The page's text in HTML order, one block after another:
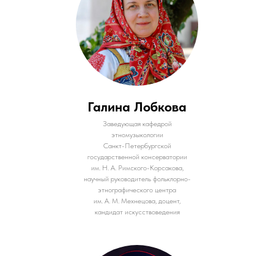
Галина Лобкова
Заведующая кафедрой
этномузыкологии
Санкт-Петербургской
государственной консерватории
им. Н. А. Римского-Корсакова,
научный руководитель фольклорно-
этнографического центра
им. А. М. Мехнецова, доцент,
кандидат искусствоведения